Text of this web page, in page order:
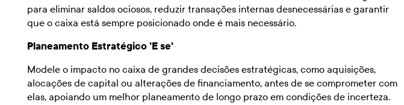
para eliminar saldos ociosos, reduzir transações internas desnecessárias e garantir
que o caixa está sempre posicionado onde é mais necessário.
Planeamento Estratégico 'E se'
Modele o impacto no caixa de grandes decisões estratégicas, como aquisições,
alocações de capital ou alterações de financiamento, antes de se comprometer com
elas, apoiando um melhor planeamento de longo prazo em condições de incerteza.